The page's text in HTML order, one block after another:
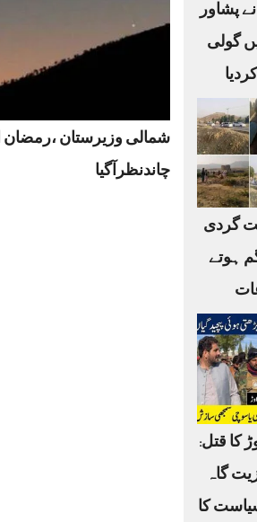
شمالی وزیرستان ،رمضان
چاندنظرآگیا
پشاور
گولی
گردی
ہوتے
کا قتل:
گاہ
کا